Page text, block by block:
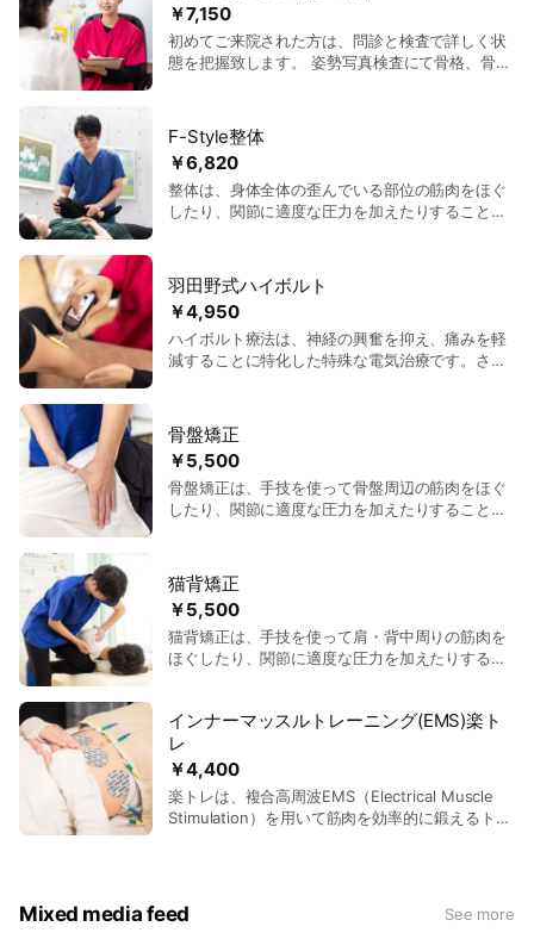
￥7,150
初めてご来院された方は、問診と検査で詳しく状
態を把握致します。 姿勢写真検査にて骨格、骨盤
定しながら施術を行っていきます。 羽田野式ハイ
ボルトを使用し神経の興奮を抑え、痛みを取り 更
に痛みを引き起こしている原因の筋肉を特定する
事のできる検査も出来ます。 ※お身体の状態によ
り、手技・もしくは別メニューのご提案をさせて
￥6,820
F-Style整体
整体は、身体全体の歪んでいる部位の筋肉をほぐ
したり、関節に適度な圧力を加えたりすること
効果には、肩こりや腰痛の軽減、疲労回復、リラ
クゼーションが含まれます。慢性的な痛みを感じ
ている人や、ストレスや疲労が溜まりやすい方、
全身の調整を希望する方に特におすすめです。
￥4,950
羽田野式ハイボルト
ハイボルト療法は、神経の興奮を抑え、痛みを軽
減することに特化した特殊な電気治療です。さら
ぎっくり腰、寝違え、五十肩、偏頭痛、顎関節
症、バネ指、むち打ちなど多岐にわたり、幅広い
効果が期待できます。 特に、交通事故によるむち
打ちや捻挫、手足のしびれなど、原因を特定しづ
らい症状にも対応可能で、劇的な改善が見込めま
たい」「原因のわからない症状に悩んでいる」と
いう方には特におすすめです。
￥5,500
骨盤矯正
骨盤矯正は、手技を使って骨盤周辺の筋肉をほぐ
したり、関節に適度な圧力を加えたりすること
果としては、腰痛の軽減、姿勢の改善、体型の引
き締めが期待できます。また、血行促進により、
冷え性やむくみの改善にもつながります。デスク
ワークや立ち仕事が多い方、産後の体型戻しを希
望する女性に特におすすめです。
￥5,500
猫背矯正
猫背矯正は、手技を使って肩・背中周りの筋肉を
ほぐしたり、関節に適度な圧力を加えたりするこ
です。猫背を改善することで、肩こりや頭痛の軽
減、呼吸が楽になる効果があります。猫背による
不調を感じている人や、長時間パソコン作業をし
ている方に特に効果的です。姿勢を改善したい方
や、胃もたれ・便秘・ぽっこりお腹、肩や首の痛
みを感じる方にもおすすめです。
￥4,400
インナーマッスルトレーニング(EMS)楽ト
レ
楽トレは、複合高周波EMS（Electrical Muscle
Stimulation）を用いて筋肉を効率的に鍛えるトレ
は、腹部、腰、背中、肩、骨盤周り、脚、ヒップ
など広範囲にわたります。 姿勢を支える骨格筋
Mixed media feed See more